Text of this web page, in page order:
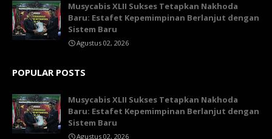
Musycabis XLII Sukses Tetapkan Nakhoda
Baru: Estafet Kepemimpinan Berlanjut dengan
Sistem Baru
Agustus 02, 2026
POPULAR POSTS
Musycabis XLII Sukses Tetapkan Nakhoda
Baru: Estafet Kepemimpinan Berlanjut dengan
Sistem Baru
Agustus 02, 2026